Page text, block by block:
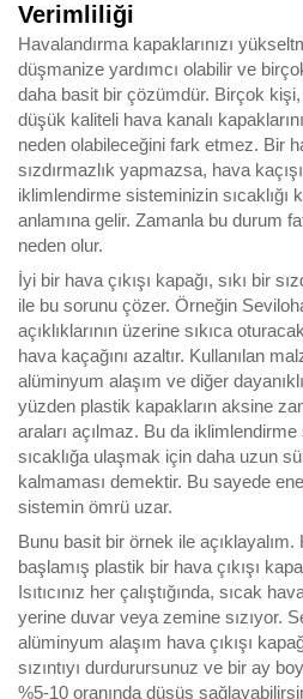
Verimliliği
Havalandırma kapaklarınızı
düşmanize yardımcı olabilir ve
daha basit bir çözümdür. Birçok
düşük kaliteli hava kanalı
neden olabileceğini fark etmez. Bir
sızdırmazlık yapmazsa, hava
iklimlendirme sisteminizin sıcaklığı
anlamına gelir. Zamanla bu durum
neden olur.
İyi bir hava çıkışı kapağı, sıkı bir
ile bu sorunu çözer. Örneğin
açıklıklarının üzerine sıkıca
hava kaçağını azaltır. Kullanılan
alüminyum alaşım ve diğer
yüzden plastik kapakların aksine
araları açılmaz. Bu da
sıcaklığa ulaşmak için daha uzun
kalmaması demektir. Bu sayede
sistemin ömrü uzar.
Bunu basit bir örnek ile açıklayalım.
başlamış plastik bir hava çıkışı
Isıtıcınız her çalıştığında, sıcak
yerine duvar veya zemine sızıyor.
alüminyum alaşım hava çıkışı
sızıntıyı durdurursunuz ve bir ay
%5-10 oranında düşüş